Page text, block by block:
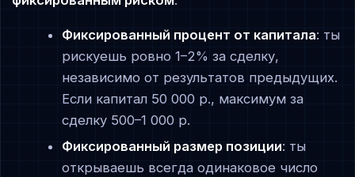
Фиксированный процент от капитала: ты
рискуешь ровно 1–2% за сделку,
независимо от результатов предыдущих.
Если капитал 50 000 р., максимум за
сделку 500–1 000 р.
Фиксированный размер позиции: ты
открываешь всегда одинаковое число